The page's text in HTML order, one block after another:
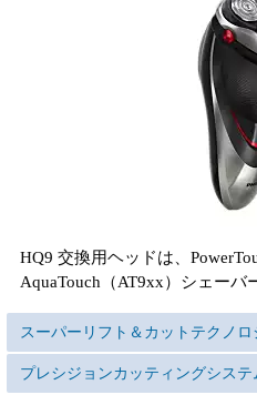
HQ9 交換用ヘッドは、
AquaTouch（AT9xx）シェーバ
スーパーリフト＆カットテクノ
プレシジョンカッティングシステ